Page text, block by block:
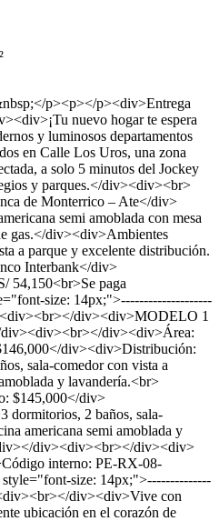
p><p></p><div>Entrega
nuevo hogar te espera
y luminosos departamentos
en Calle Los Uros, una zona
a solo 5 minutos del Jockey
y parques.</div><div><br>
de Monterrico – Ate</div>
semi amoblada con mesa
gas.</div><div>Ambientes
a parque y excelente distribución.
Interbank</div>
54,150<br>Se paga
size: 14px;">--------------------
div><div>MODELO 1
div><div>Área:
div><div>Distribución:
sala-comedor con vista a
y lavandería.<br>
$145,000</div>
2 baños, sala-
americana semi amoblada y
div><div><br></div><div>
interno: PE-RX-08-
size: 14px;">--------------
div><div>Vive con
ubicación en el corazón de